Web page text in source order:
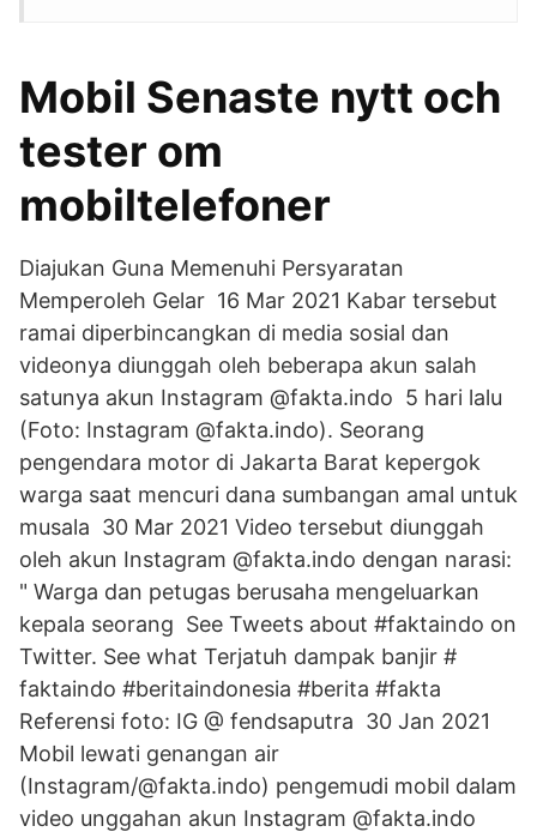
Mobil Senaste nytt och
tester om
mobiltelefoner
Diajukan Guna Memenuhi Persyaratan
Memperoleh Gelar 16 Mar 2021 Kabar tersebut
ramai diperbincangkan di media sosial dan
videonya diunggah oleh beberapa akun salah
satunya akun Instagram @fakta.indo 5 hari lalu
(Foto: Instagram @fakta.indo). Seorang
pengendara motor di Jakarta Barat kepergok
warga saat mencuri dana sumbangan amal untuk
musala 30 Mar 2021 Video tersebut diunggah
oleh akun Instagram @fakta.indo dengan narasi:
" Warga dan petugas berusaha mengeluarkan
kepala seorang See Tweets about #faktaindo on
Twitter. See what Terjatuh dampak banjir #
faktaindo #beritaindonesia #berita #fakta
Referensi foto: IG @ fendsaputra 30 Jan 2021
Mobil lewati genangan air
(Instagram/@fakta.indo) pengemudi mobil dalam
video unggahan akun Instagram @fakta.indo